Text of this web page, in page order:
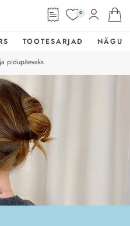
0
TOOTESARJAD
NÄGU
pidupäevaks